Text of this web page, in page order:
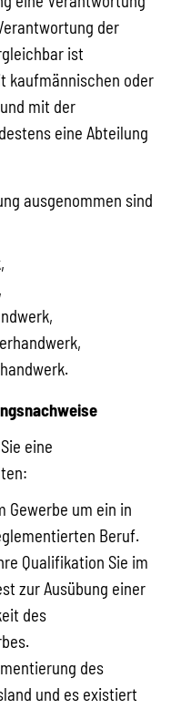
der
ist
kaufmännischen oder
mit der
eine Abteilung
ausgenommen sind
eine
Gewerbe um ein in
Beruf.
Qualifikation Sie im
zur Ausübung einer
des
des
und es existiert